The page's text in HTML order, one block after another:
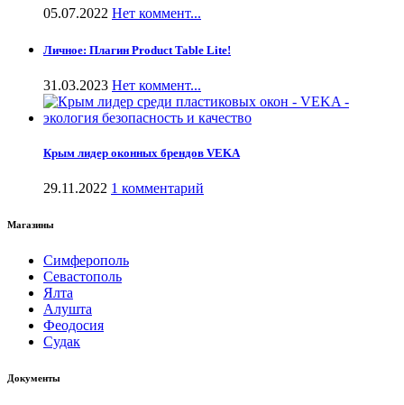
05.07.2022 Нет коммент...
Личное: Плагин Product Table Lite!
31.03.2023 Нет коммент...
Крым лидер оконных брендов VEKA
29.11.2022 1 комментарий
Магазины
Симферополь
Севастополь
Ялта
Алушта
Феодосия
Судак
Документы